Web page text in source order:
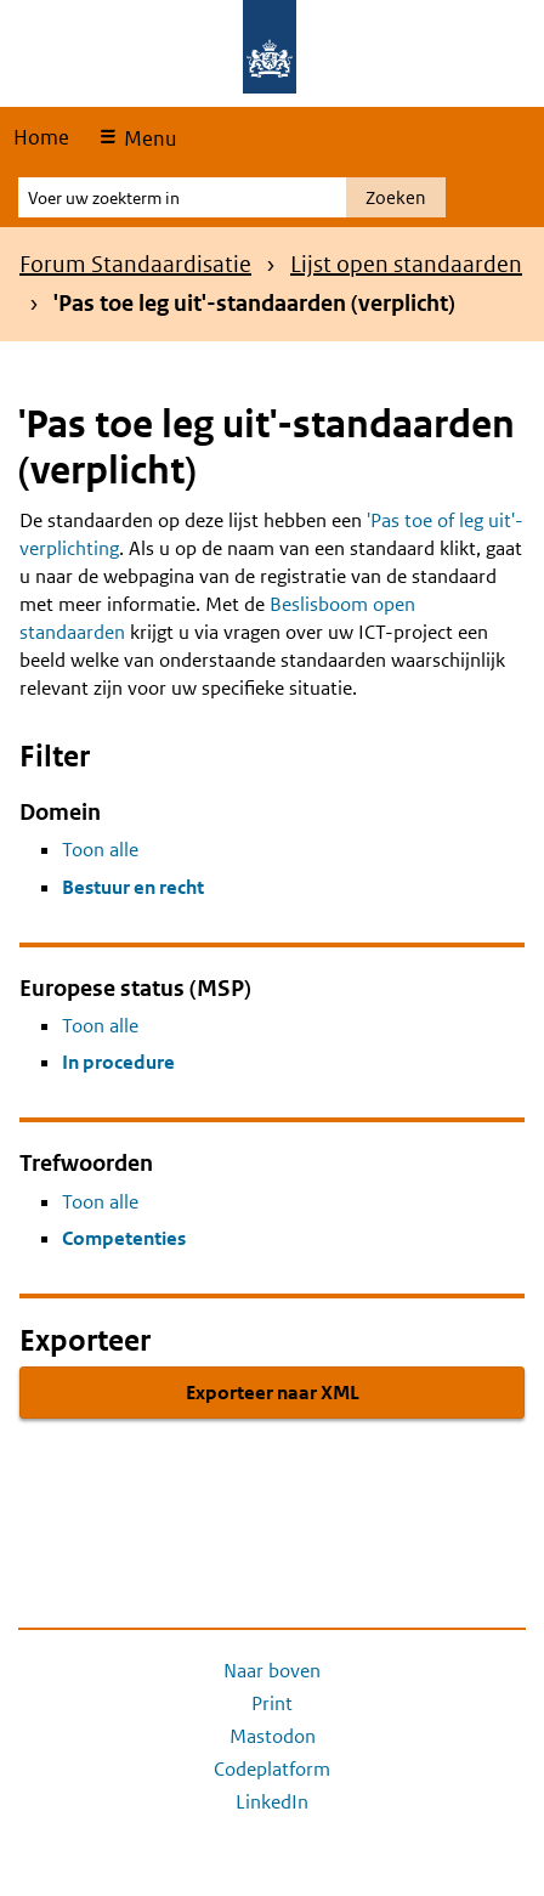
Home Menu
Voer
uw
zoekterm
Zoeken
Kruimelpad
Forum Standaardisatie
Lijst open standaarden
'Pas toe leg uit'-standaarden (verplicht)
'Pas toe leg uit'-standaarden
(verplicht)
Content
De standaarden op deze lijst hebben een 'Pas toe of leg uit'-
verplichting. Als u op de naam van een standaard klikt, gaat
u naar de webpagina van de registratie van de standaard
met meer informatie. Met de Beslisboom open
standaarden krijgt u via vragen over uw ICT-project een
beeld welke van onderstaande standaarden waarschijnlijk
relevant zijn voor uw specifieke situatie.
Filter
Domein
Toon alle
Bestuur en recht
Europese status (MSP)
Toon alle
In procedure
Trefwoorden
Toon alle
Competenties
Exporteer
Exporteer naar XML
Naar boven
Print
Mastodon
Codeplatform
LinkedIn